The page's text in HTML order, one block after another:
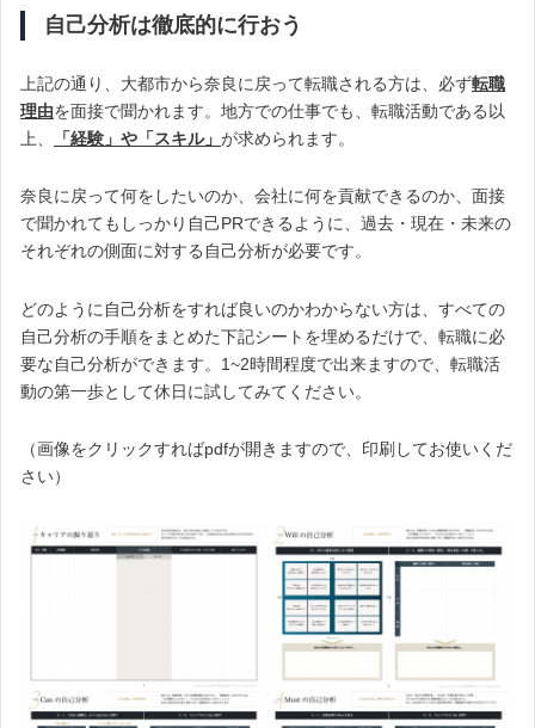
自己分析は徹底的に行おう
上記の通り、大都市から奈良に戻って転職される方は、必ず転職
理由を面接で聞かれます。地方での仕事でも、転職活動である以
上、
「経験」や「スキル」 が求められます。
奈良に戻って何をしたいのか、会社に何を貢献できるのか、面接
で聞かれてもしっかり自己PRできるように、過去・現在・未来の
それぞれの側面に対する自己分析が必要です。
どのように自己分析をすれば良いのかわからない方は、すべての
自己分析の手順をまとめた下記シートを埋めるだけで、転職に必
要な自己分析ができます。1~2時間程度で出来ますので、転職活
動の第一歩として休日に試してみてください。
（画像をクリックすればpdfが開きますので、印刷してお使いくだ
さい）